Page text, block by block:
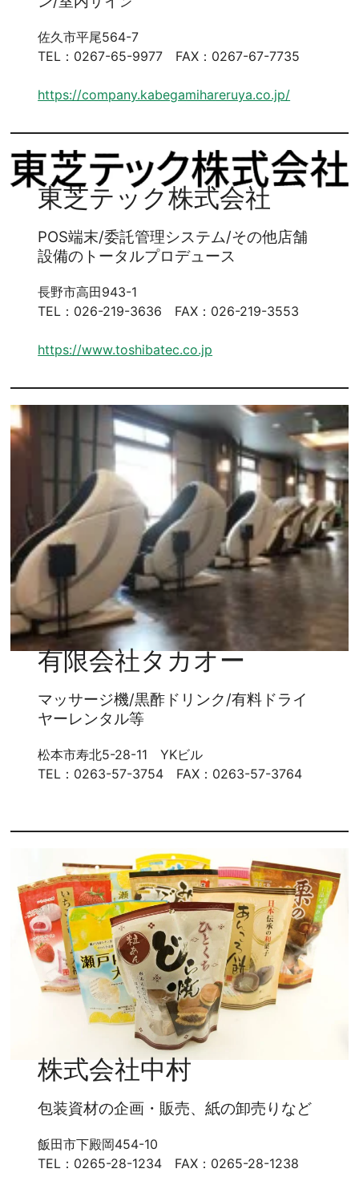
佐久市平尾564-7
TEL：0267-65-9977 FAX：0267-67-7735
https://company.kabegamihareruya.co.jp/
東芝テック株式会社
POS端末/委託管理システム/その他店舗
設備のトータルプロデュース
長野市高田943-1
TEL：026-219-3636 FAX：026-219-3553
https://www.toshibatec.co.jp
有限会社タカオー
マッサージ機/黒酢ドリンク/有料ドライ
ヤーレンタル等
松本市寿北5-28-11 YKビル
TEL：0263-57-3754 FAX：0263-57-3764
株式会社中村
包装資材の企画・販売、紙の卸売りなど
飯田市下殿岡454-10
TEL：0265-28-1234 FAX：0265-28-1238